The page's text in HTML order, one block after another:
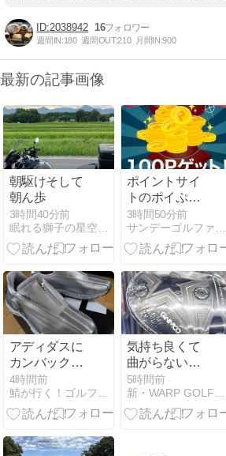
2038942 16
週間IN:180 週間OUT:210 月間IN:900
最新の記事画像
朝駆けそして
朝ん歩
3時間40分前
ポイントサイ
トのポイぷる
の毎日挑戦で
きるポイガチ
ャで昨年12月
イントゲッ
ト！
3時間50分前
アディダスに
カンバック！
「コードカオ
ス 27 ボア」
を購入したの
編）
4時間前
気持ち良くて
曲がらないヘ
ッドに飛ぶシ
ャフトで、安
定感抜群の飛
5時間前